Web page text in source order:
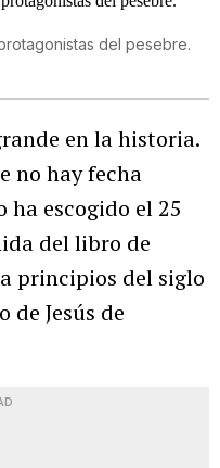
del pesebre.
en la historia.
no hay fecha
escogido el 25
del libro de
principios del siglo
Jesús de